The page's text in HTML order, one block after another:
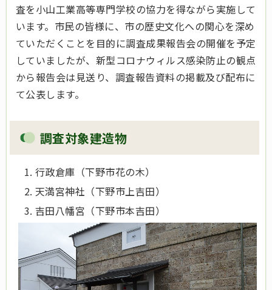
査を小山工業高等専門学校の協力を得ながら実施して
います。市民の皆様に、市の歴史文化への関心を深め
ていただくことを目的に調査成果報告会の開催を予定
していましたが、新型コロナウィルス感染防止の観点
から報告会は見送り、調査報告資料の掲載及び配布に
て公表します。
調査対象建造物
行政倉庫（下野市花の木）
天満宮神社（下野市上吉田）
吉田八幡宮（下野市本吉田）